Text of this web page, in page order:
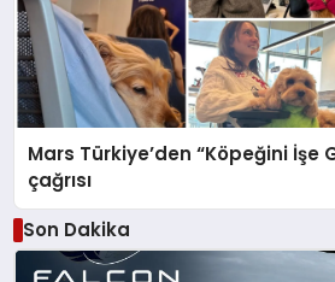
Mars Türkiye’den “Köpeğini İşe
çağrısı
Son Dakika